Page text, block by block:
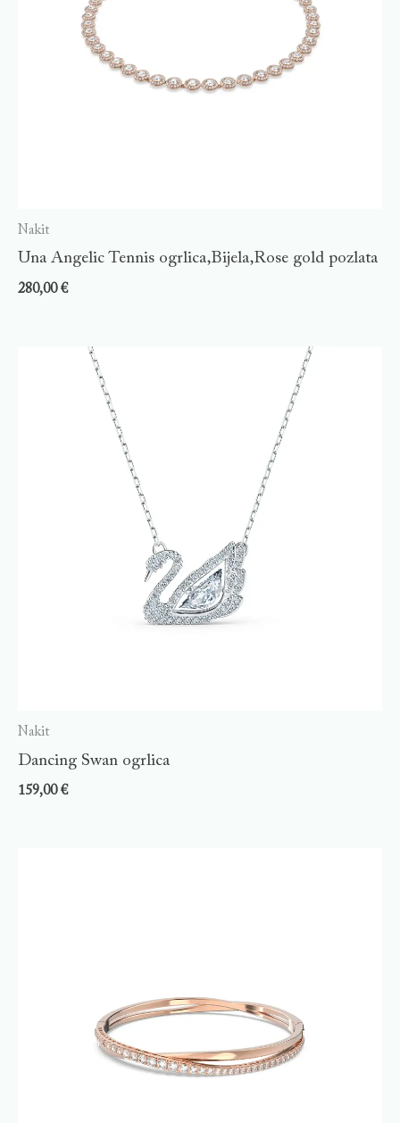
Nakit
Una Angelic Tennis ogrlica,Bijela,Rose gold pozlata
280,00€
Nakit
Dancing Swan ogrlica
159,00€